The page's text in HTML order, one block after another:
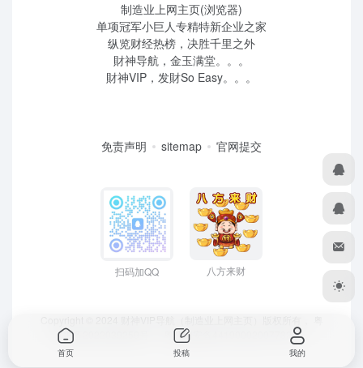
制造业上网主页(浏览器)
单项冠军小巨人专精特新企业之家
纵览财经热榜，决胜千里之外
財神导航，金玉满堂。。。
財神VIP，发財So Easy。。。
免责声明 sitemap 官网提交
扫码加QQ 八方来财
ICP备2022039259号
、 粤公网安备44190002007732号
首页 投稿 我的